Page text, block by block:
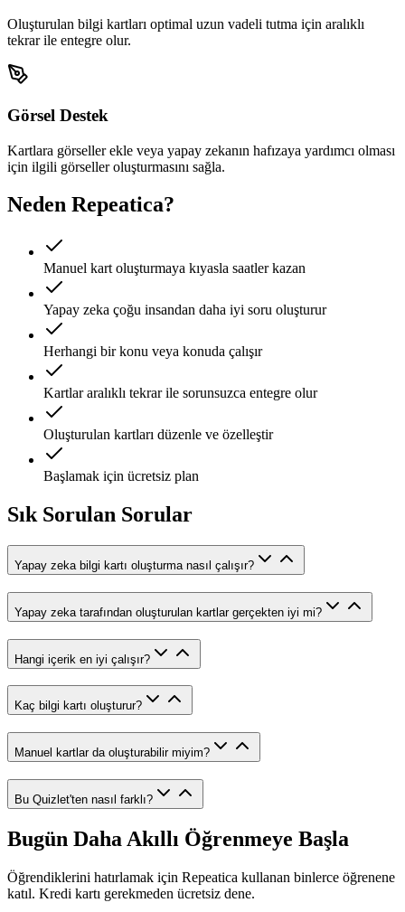
Oluşturulan bilgi kartları optimal uzun vadeli tutma için aralıklı
tekrar ile entegre olur.
Görsel Destek
Kartlara görseller ekle veya yapay zekanın hafızaya yardımcı olması
için ilgili görseller oluşturmasını sağla.
Neden Repeatica?
Manuel kart oluşturmaya kıyasla saatler kazan
Yapay zeka çoğu insandan daha iyi soru oluşturur
Herhangi bir konu veya konuda çalışır
Kartlar aralıklı tekrar ile sorunsuzca entegre olur
Oluşturulan kartları düzenle ve özelleştir
Başlamak için ücretsiz plan
Sık Sorulan Sorular
Yapay zeka bilgi kartı oluşturma nasıl çalışır?
Yapay zeka tarafından oluşturulan kartlar gerçekten iyi mi?
Hangi içerik en iyi çalışır?
Kaç bilgi kartı oluşturur?
Manuel kartlar da oluşturabilir miyim?
Bu Quizlet'ten nasıl farklı?
Bugün Daha Akıllı Öğrenmeye Başla
Öğrendiklerini hatırlamak için Repeatica kullanan binlerce öğrenene
katıl. Kredi kartı gerekmeden ücretsiz dene.